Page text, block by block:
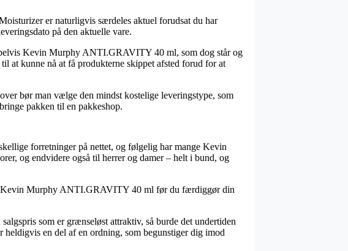
er naturligvis særdeles aktuel forudsat du har
på den aktuelle vare.
Kevin Murphy ANTI.GRAVITY 40 ml, som dog står og
at kunne nå at få produkterne skippet afsted forud for at
bør man vælge den mindst kostelige leveringstype, som
pakken til en pakkeshop.
forretninger på nettet, og følgelig har mange Kevin
og endvidere også til herrer og damer – helt i bund, og
Kevin Murphy ANTI.GRAVITY 40 ml før du færdiggør din
som er grænseløst attraktiv, så burde det undertiden
en del af en ordning, som begunstiger dig imod